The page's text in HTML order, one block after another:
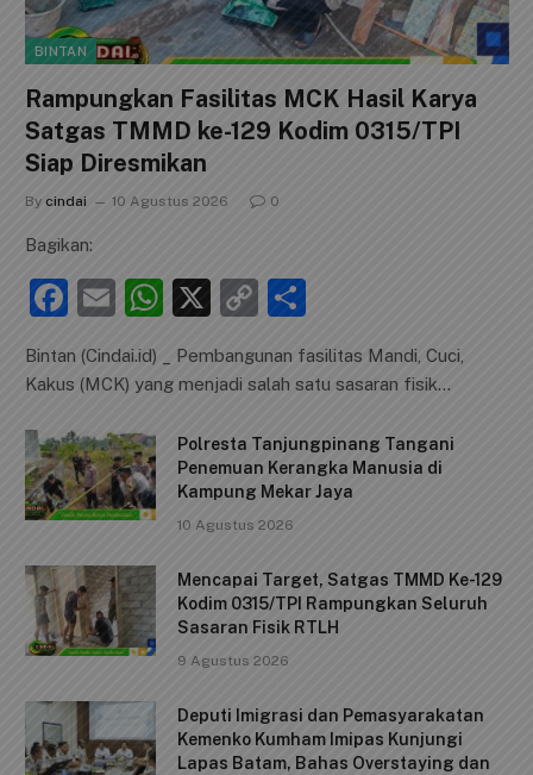
BINTAN
Rampungkan Fasilitas MCK Hasil Karya
Satgas TMMD ke-129 Kodim 0315/TPI
Siap Diresmikan
By cindai 10 Agustus 2026 0
Bagikan:
F
c
b
o
o
k
E
ai
W
at
A
p
p
X
C
p
Li
n
k
ar
Bintan (Cindai.id) _ Pembangunan fasilitas Mandi, Cuci,
Kakus (MCK) yang menjadi salah satu sasaran fisik…
Polresta Tanjungpinang Tangani
Penemuan Kerangka Manusia di
Kampung Mekar Jaya
10 Agustus 2026
Mencapai Target, Satgas TMMD Ke-129
Kodim 0315/TPI Rampungkan Seluruh
Sasaran Fisik RTLH
9 Agustus 2026
Deputi Imigrasi dan Pemasyarakatan
Kemenko Kumham Imipas Kunjungi
Lapas Batam, Bahas Overstaying dan